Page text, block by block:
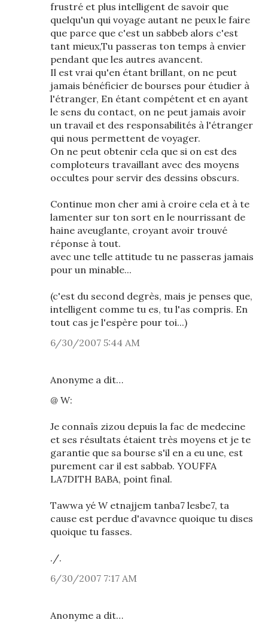
frustré et plus intelligent de savoir que
quelqu'un qui voyage autant ne peux le faire
que parce que c'est un sabbeb alors c'est
tant mieux,Tu passeras ton temps à envier
pendant que les autres avancent.
Il est vrai qu'en étant brillant, on ne peut
jamais bénéficier de bourses pour étudier à
l'étranger, En étant compétent et en ayant
le sens du contact, on ne peut jamais avoir
un travail et des responsabilités à l'étranger
qui nous permettent de voyager.
On ne peut obtenir cela que si on est des
comploteurs travaillant avec des moyens
occultes pour servir des dessins obscurs.
Continue mon cher ami à croire cela et à te
lamenter sur ton sort en le nourrissant de
haine aveuglante, croyant avoir trouvé
réponse à tout.
avec une telle attitude tu ne passeras jamais
pour un minable...
(c'est du second degrès, mais je penses que,
intelligent comme tu es, tu l'as compris. En
tout cas je l'espère pour toi...)
6/30/2007 5:44 AM
Anonyme a dit…
@ W:
Je connaîs zizou depuis la fac de medecine
et ses résultats étaient très moyens et je te
garantie que sa bourse s'il en a eu une, est
purement car il est sabbab. YOUFFA
LA7DITH BABA, point final.
Tawwa yé W etnajjem tanba7 lesbe7, ta
cause est perdue d'avavnce quoique tu dises
quoique tu fasses.
./.
6/30/2007 7:17 AM
Anonyme a dit…